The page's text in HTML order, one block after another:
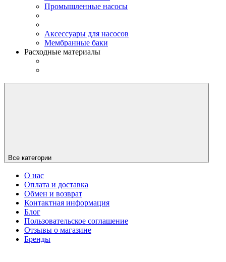
Промышленные насосы
Аксессуары для насосов
Мембранные баки
Расходные материалы
Все категории
О нас
Оплата и доставка
Обмен и возврат
Контактная информация
Блог
Пользовательское соглашение
Отзывы о магазине
Бренды